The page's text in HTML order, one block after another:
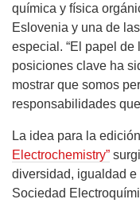
química y física
Eslovenia y una de
especial. “El papel
posiciones clave ha
mostrar que somos
responsabilidades
La idea para la
Electrochemistry”
diversidad, igualdad
Sociedad